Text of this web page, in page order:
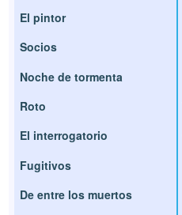
El pintor
Socios
Noche de tormenta
Roto
El interrogatorio
Fugitivos
De entre los muertos